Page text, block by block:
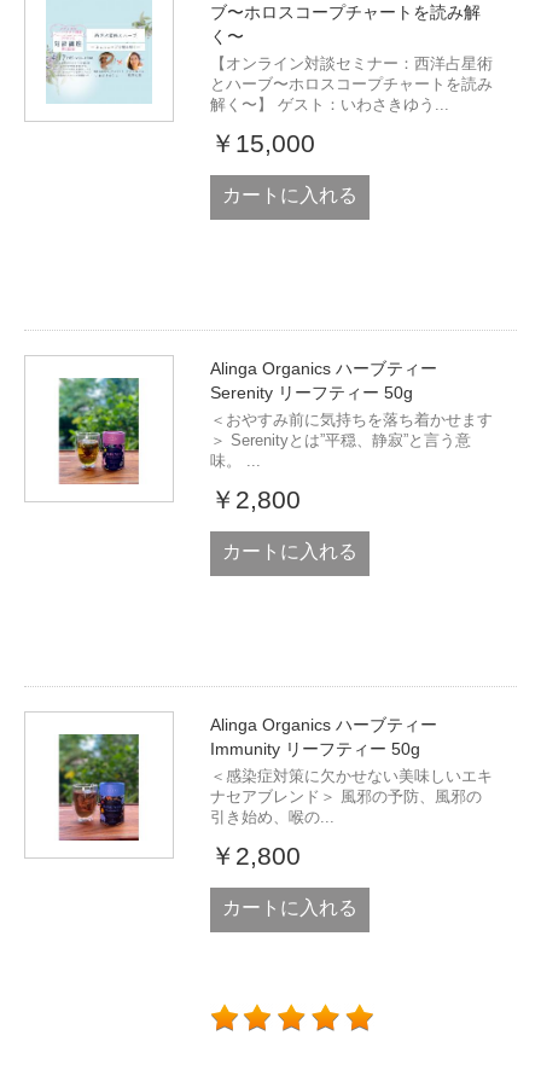
ブ〜ホロスコープチャートを読み解
く〜
【オンライン対談セミナー：西洋占星術
とハーブ〜ホロスコープチャートを読み
解く〜】 ゲスト：いわさきゆう...
￥15,000
カートに入れる
Alinga Organics ハーブティー
Serenity リーフティー 50g
＜おやすみ前に気持ちを落ち着かせます
＞ Serenityとは”平穏、静寂”と言う意
味。 ...
￥2,800
カートに入れる
Alinga Organics ハーブティー
Immunity リーフティー 50g
＜感染症対策に欠かせない美味しいエキ
ナセアブレンド＞ 風邪の予防、風邪の
引き始め、喉の...
￥2,800
カートに入れる